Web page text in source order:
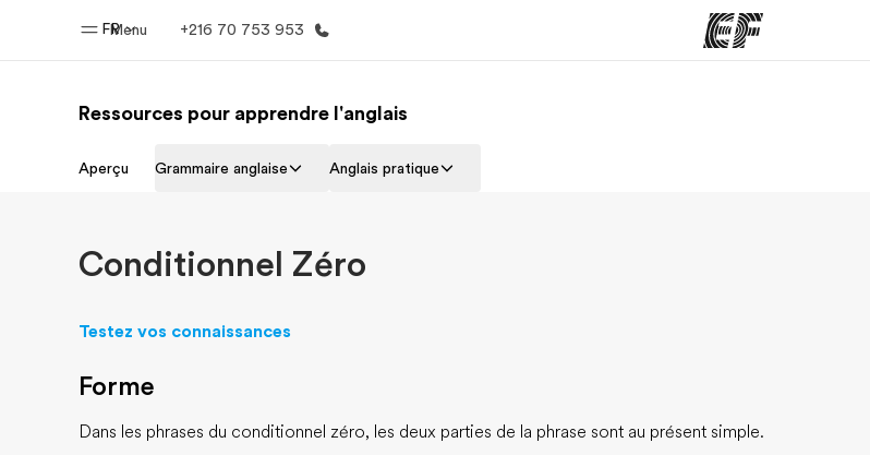
Menu
FR +216 70 753 953
Accueil Programmes
Ressources pour apprendre l'anglais
Aperçu Grammaire anglaise Anglais pratique
Conditionnel Zéro
Testez vos connaissances
Forme
Dans les phrases du conditionnel zéro, les deux parties de la phrase sont au présent simple.